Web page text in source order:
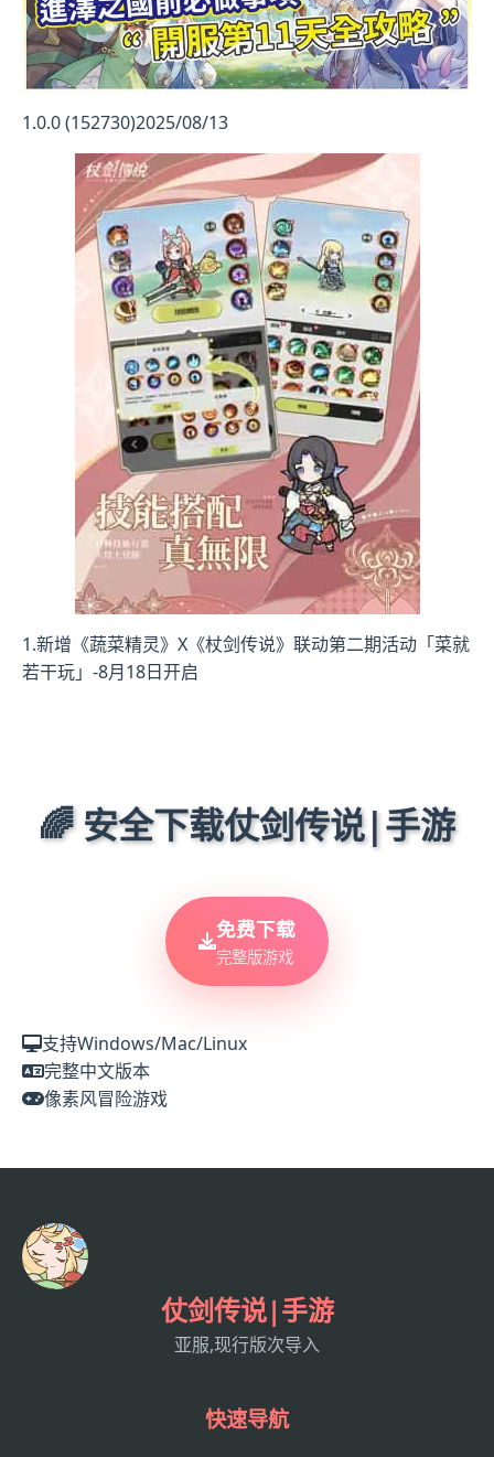
1.0.0 (152730)2025/08/13
1.新增《蔬菜精灵》X《杖剑传说》联动第二期活动「菜就
若干玩」-8月18日开启
🌈 安全下载仗剑传说|手游
免费下载
完整版游戏
支持Windows/Mac/Linux
完整中文版本
像素风冒险游戏
仗剑传说|手游
亚服,现行版次导入
快速导航